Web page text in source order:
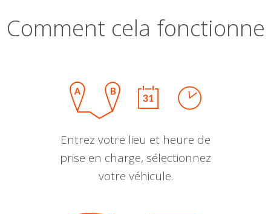
Comment cela fonctionne
Entrez votre lieu et heure de
prise en charge, sélectionnez
votre véhicule.